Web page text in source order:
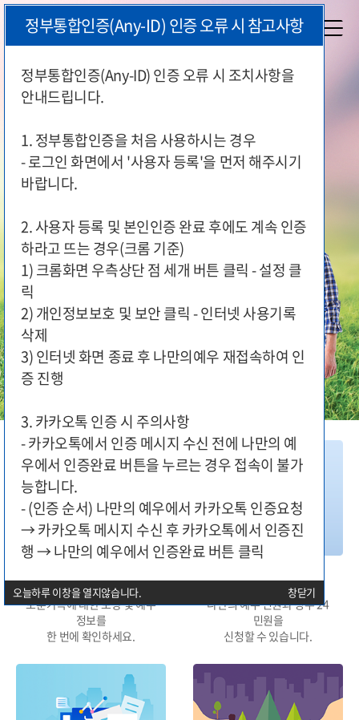
본
시
국가유공자와 보훈가족이 편리하게
지원 서비스를 이용하실 수 있도록
국가보훈부가 함께 합니다.
대상구분별 지원
보훈가족에 대한 보상 및 예우
정보를
한 번에 확인하세요.
민원신청
나만의 예우 민원과 정부 24
민원을
신청할 수 있습니다.
정부통합인증(Any-ID) 인증 오류 시 참고사항
정부통합인증(Any-ID) 인증 오류 시 조치사항을
안내드립니다.
1. 정부통합인증을 처음 사용하시는 경우
- 로그인 화면에서 '사용자 등록'을 먼저 해주시기
바랍니다.
2. 사용자 등록 및 본인인증 완료 후에도 계속 인증
하라고 뜨는 경우(크롬 기준)
1) 크롬화면 우측상단 점 세개 버튼 클릭 - 설정 클
릭
2) 개인정보보호 및 보안 클릭 - 인터넷 사용기록
삭제
3) 인터넷 화면 종료 후 나만의예우 재접속하여 인
증 진행
3. 카카오톡 인증 시 주의사항
- 카카오톡에서 인증 메시지 수신 전에 나만의 예
우에서 인증완료 버튼을 누르는 경우 접속이 불가
능합니다.
- (인증 순서) 나만의 예우에서 카카오톡 인증요청
→ 카카오톡 메시지 수신 후 카카오톡에서 인증진
행 → 나만의 예우에서 인증완료 버튼 클릭
오늘하루 이창을 열지않습니다. 창닫기